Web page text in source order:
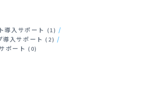
導入サポート (1)
導入サポート(2)
ポート(0)